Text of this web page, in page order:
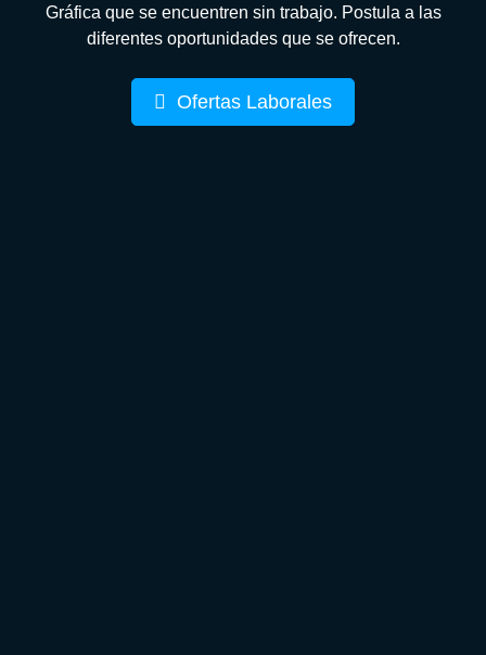
Gráfica que se encuentren sin trabajo. Postula a las
diferentes oportunidades que se ofrecen.
Ofertas Laborales